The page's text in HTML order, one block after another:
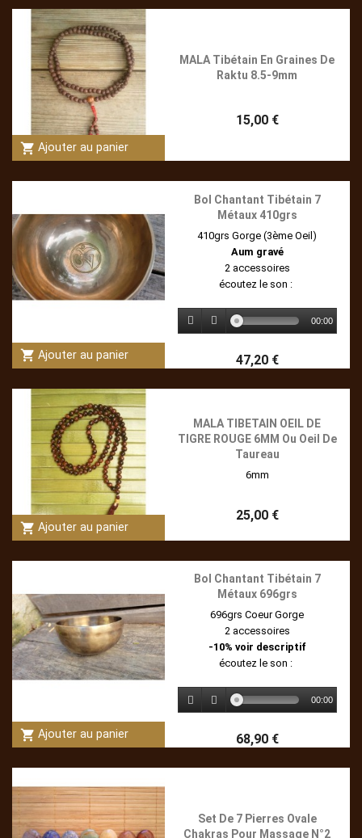
shopping_cart Ajouter au panier
MALA Tibétain En Graines De
Raktu 8.5-9mm
15,00 €
shopping_cart Ajouter au panier
Bol Chantant Tibétain 7
Métaux 410grs
410grs Gorge (3ème Oeil)
Aum gravé
2 accessoires
écoutez le son :
00:00
47,20 €
shopping_cart Ajouter au panier
MALA TIBETAIN OEIL DE
TIGRE ROUGE 6MM Ou Oeil De
Taureau
6mm
25,00 €
shopping_cart Ajouter au panier
Bol Chantant Tibétain 7
Métaux 696grs
696grs Coeur Gorge
2 accessoires
-10% voir descriptif
écoutez le son :
00:00
68,90 €
Set De 7 Pierres Ovale
Chakras Pour Massage N°2